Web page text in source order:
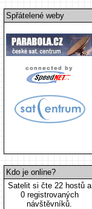
Spřátelené weby
Kdo je online?
Satelit si čte 22 hostů a
0 registrovaných
návštěvníků.